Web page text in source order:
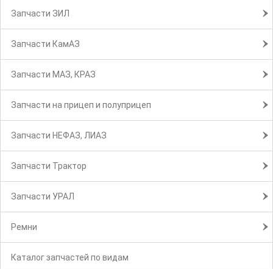
Запчасти ЗИЛ
Запчасти КамАЗ
Запчасти МАЗ, КРАЗ
Запчасти на прицеп и полуприцеп
Запчасти НЕФАЗ, ЛИАЗ
Запчасти Трактор
Запчасти УРАЛ
Ремни
Каталог запчастей по видам